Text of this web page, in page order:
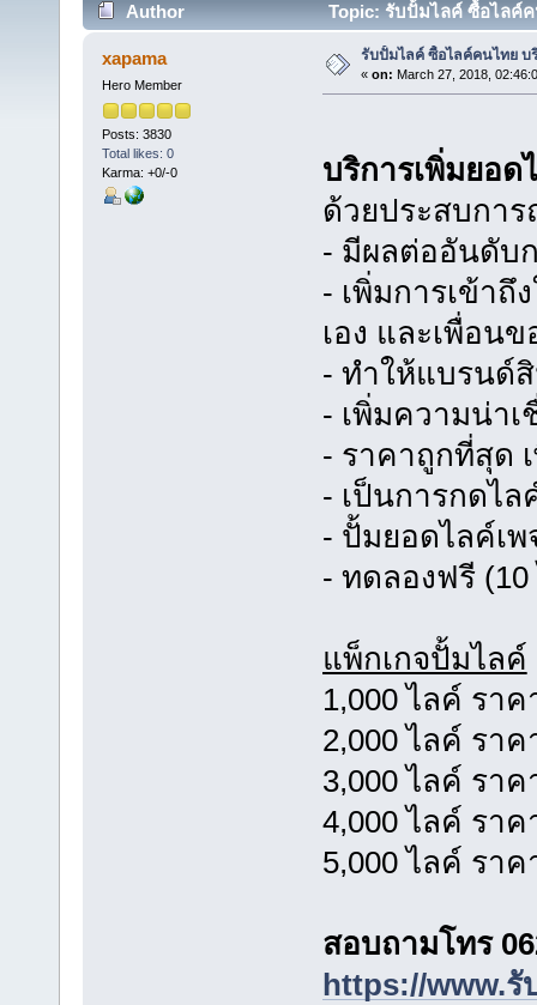
Author Topic: รับปั้มไลค์ ซื้อไลค์ค
xapama
Hero Member
Posts: 3830
Total likes: 0
Karma: +0/-0
รับปั้มไลค์ ซื้อไลค์คนไทย บ
« on: March 27, 2018,
บริการเพิ่มยอ
ด้วยประสบกา
- มีผลต่ออันดับ
- เพิ่มการเข้า
เอง และเพื่อน
- ทำให้แบรนด์
- เพิ่มความน่า
- ราคาถูกที่สุด
- เป็นการกดไ
- ปั้มยอดไลค์เพ
- ทดลองฟรี (10
แพ็กเกจปั้มไลค์
1,000 ไลค์ รา
2,000 ไลค์ รา
3,000 ไลค์ รา
4,000 ไลค์ รา
5,000 ไลค์ รา
สอบถามโทร
https://www.รั